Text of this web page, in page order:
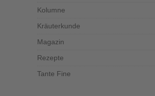
Kolumne
Kräuterkunde
Magazin
Rezepte
Tante Fine